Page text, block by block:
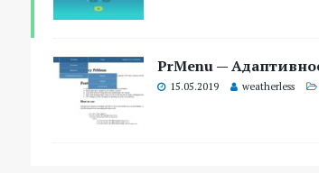
PrMenu —
15.05.2019 weatherless